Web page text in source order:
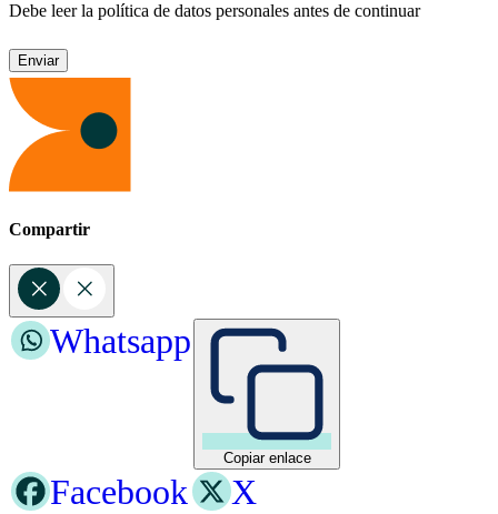
Debe leer la política de datos personales antes de continuar
Compartir
Copiar enlace
Whatsapp
Facebook
X